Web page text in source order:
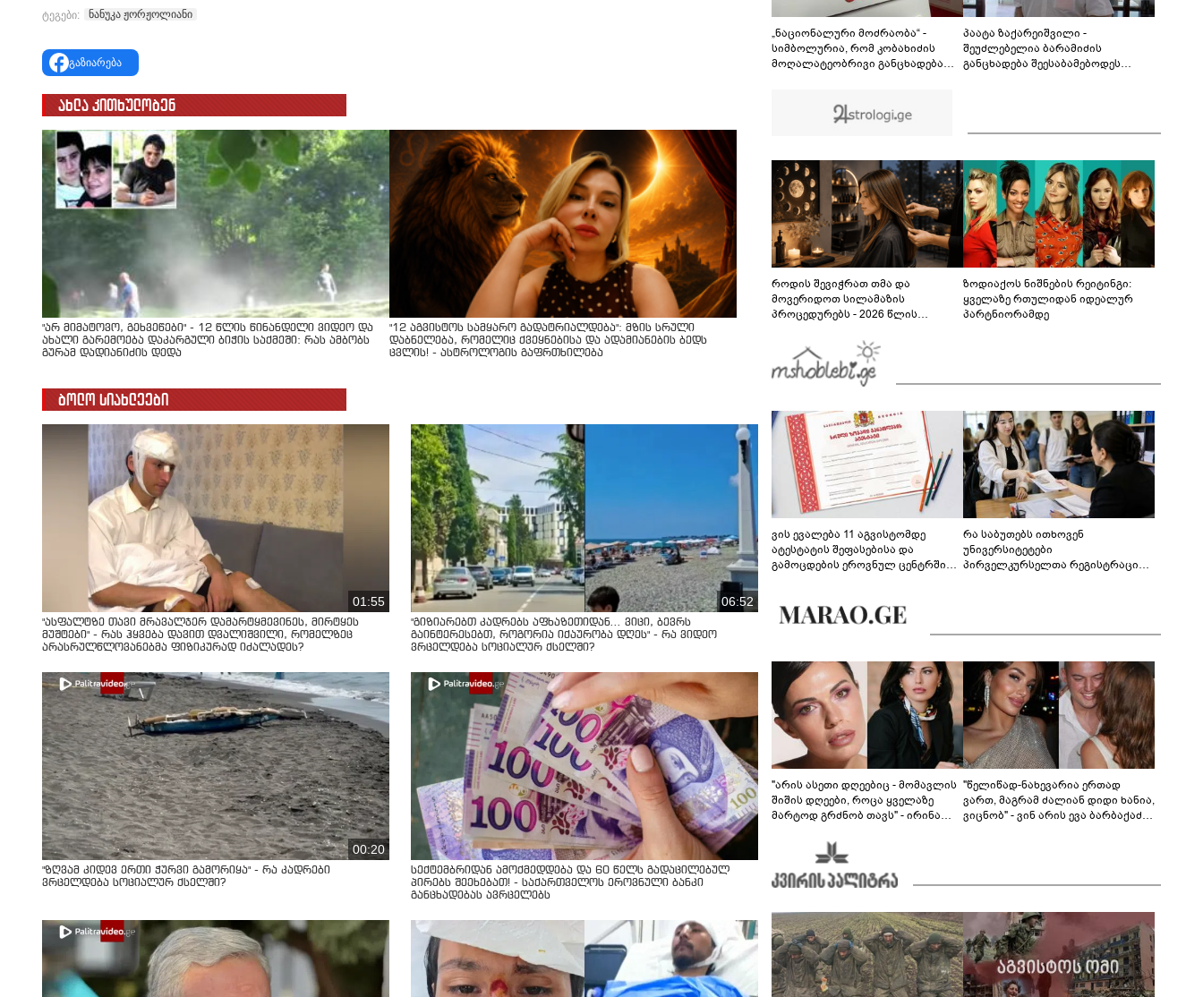
01:15
ეძებდნენ ან დებდნენ ნარკოტიკს" - რას ჰყვება
ადვოკატი კურიერზე, რომელსაც
არასრულწლოვანები ფიზიკურად
გაუსწორდნენ?
ტეგები: ნანუკა ჟორჟოლიანი
გაზიარება
ახლა კითხულობენ
"არ მიმატოვო, გეხვეწები" - 12 წლის წინანდელი ვიდეო და
ახალი გარემოება დაკარგული ბიჭის საქმეში: რას ამბობს
გურამ დადიანიძის დედა
"12 აგვისტოს სამყარო გადატრიალდება": მზის სრული
დაბნელება, რომელიც ქვეყნებისა და ადამიანების ბედს
ცვლის! - ასტროლოგის გაფრთხილება
ბოლო სიახლეები
01:55
"ასფალტზე თავი მრავალჯერ დამარტყმევინეს, მირტყეს
მუშტები" - რას ჰყვება დავით დვალიშვილი, რომელზეც
არასრულწლოვანებმა ფიზიკურად იძალადეს?
06:52
"გიზიარებთ კადრებს აფხაზეთიდან... ვიცი, ბევრს
გაინტერესებთ, როგორია იქაურობა დღეს" - რა ვიდეო
ვრცელდება სოციალურ ქსელში?
00:20
"ზღვამ კიდევ ერთი ჭურვი გამორიყა" - რა კადრები
ვრცელდება სოციალურ ქსელში?
სექტემბრიდან ამოქმედდება და 60 წელს გადაცილებულ
პირებს შეეხებათ! - საქართველოს ეროვნული ბანკი
განცხადებას ავრცელებს
„ნაციონალური მოძრაობა“ -
სიმბოლურია, რომ კობახიძის
მოღალატეობრივი განცხადება
გმირების მემორიალზე გაკეთდა
პაატა ზაქარეიშვილი -
შეუძლებელია ბარამიძის
განცხადება შეესაბამებოდეს
როდის შევიჭრათ თმა და
მოვერიდოთ სილამაზის
პროცედურებს - 2026 წლის
გზამკვლევი
ზოდიაქოს ნიშნების რეიტინგი:
ყველაზე რთულიდან იდეალურ
პარტნიორამდე
ვის ევალება 11 აგვისტომდე
ატესტატის შეფასებისა და
გამოცდების ეროვნულ ცენტრში
რა საბუთებს ითხოვენ
უნივერსიტეტები
პირველკურსელთა რეგისტრაციის
"არის ასეთი დღეებიც - მომავლის
შიშის დღეები, როცა ყველაზე
მარტოდ გრძნობ თავს" - ირინა
"წელიწად-ნახევარია ერთად
ვართ, მაგრამ ძალიან დიდი ხანია,
ვიცნობ" - ვინ არის ევა ბარბაქაძის